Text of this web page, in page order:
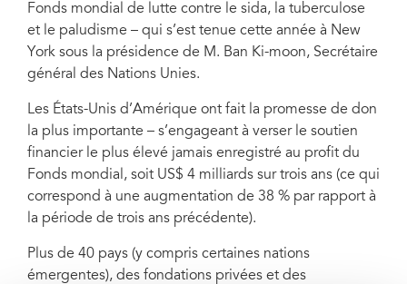
Fonds mondial de lutte contre le sida, la tuberculose
et le paludisme – qui s’est tenue cette année à New
York sous la présidence de M. Ban Ki-moon, Secrétaire
général des Nations Unies.
Les États-Unis d’Amérique ont fait la promesse de don
la plus importante – s’engageant à verser le soutien
financier le plus élevé jamais enregistré au profit du
Fonds mondial, soit US$ 4 milliards sur trois ans (ce qui
correspond à une augmentation de 38 % par rapport à
la période de trois ans précédente).
Plus de 40 pays (y compris certaines nations
émergentes), des fondations privées et des